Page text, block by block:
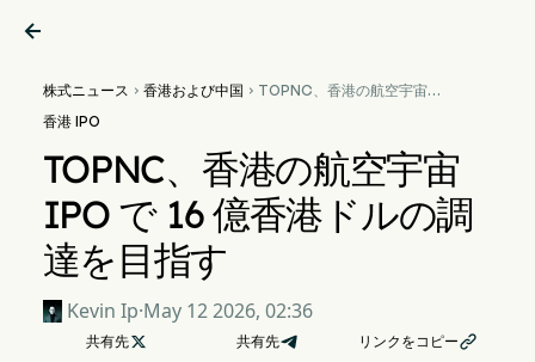

株式ニュース  香港および中国  TOPNC、香港の航空宇宙
香港 IPO
TOPNC、香港の航空宇宙
IPO で 16 億香港ドルの調
達を目指す
Kevin Ip·May 12 2026, 02:36
共有先 共有先 リンクをコピー